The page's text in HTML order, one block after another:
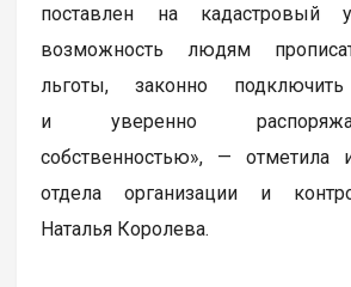
поставлен на кадастровый
возможность людям
льготы, законно
и уверенно
собственностью», — отметила
отдела организации и
Наталья Королева.